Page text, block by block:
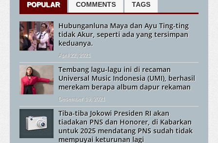
POPULAR COMMENTS TAGS
Hubunganluna Maya dan Ayu Ting-ting
tidak Akur, seperti ada yang tersimpan
keduanya.
April 22, 2021
Tembang lagu-lagu ini di recaman
Universal Music Indonesia (UMI), berhasil
merekam berapa album dapur rekaman
Desember 19, 2021
Tiba-tiba Jokowi Presiden RI akan
tiadakan PNS dan Honorer, di Kabarkan
untuk 2025 mendatang PNS sudah tidak
mempuyai keturunan lagi